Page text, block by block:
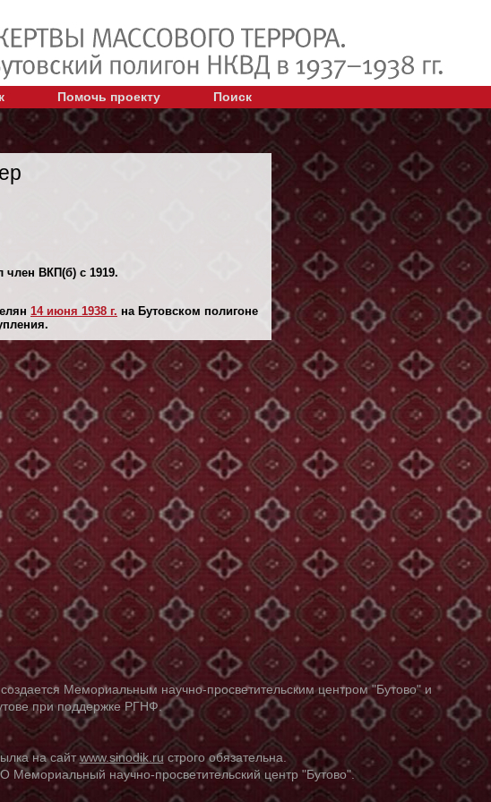
Помочь проекту Поиск
член ВКП(б) с 1919.
14 июня 1938 г. на Бутовском полигоне
Мемориальным научно-просветительским центром "Бутово" и
при поддержке РГНФ.
на сайтwww.sinodik.ru строго обязательна.
научно-просветительский центр "Бутово".